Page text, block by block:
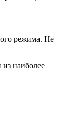
режима. Не
наиболее